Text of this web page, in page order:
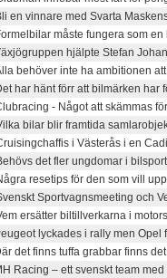
en vinnare med Svarta
måste fungera som en
hjälpte Stefan
behöver inte ha ambitionen
har hänt förr att bilmärken har
- Något att skämmas
bilar blir framtida
i Västerås i en
det fler ungdomar i
resetips för den som vill
Sportvagnsmeeting och
ersätter biltillverkarna i
lyckades i rally men Opel
det finns tuffa grabbar finns
Racing – ett svenskt team